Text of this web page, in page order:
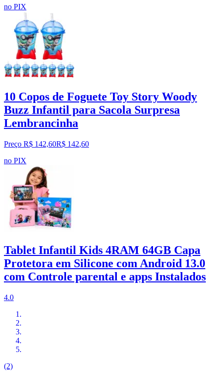
no PIX
10 Copos de Foguete Toy Story Woody
Buzz Infantil para Sacola Surpresa
Lembrancinha
Preço R$ 142,60R$ 142,60
no PIX
Tablet Infantil Kids 4RAM 64GB Capa
Protetora em Silicone com Android 13.0
com Controle parental e apps Instalados
4.0
(2)